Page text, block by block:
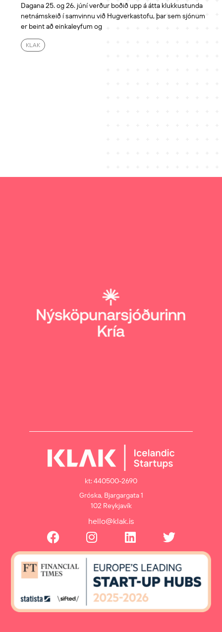
Dagana 25. og 26. júní verður boðið upp á átta klukkustunda
netnámskeið í samvinnu við Hugverkastofu, þar sem sjónum
er beint að einkaleyfum og
KLAK
kt: 440500-2690
Gróska, Bjargargata 1
102 Reykjavík
hello@klak.is